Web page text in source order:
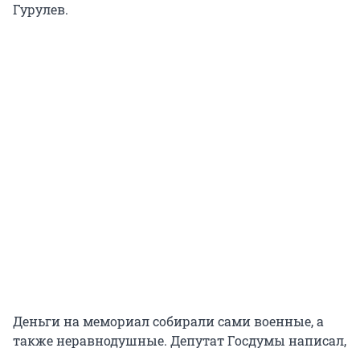
Гурулев.
Деньги на мемориал собирали сами военные, а
также неравнодушные. Депутат Госдумы написал,